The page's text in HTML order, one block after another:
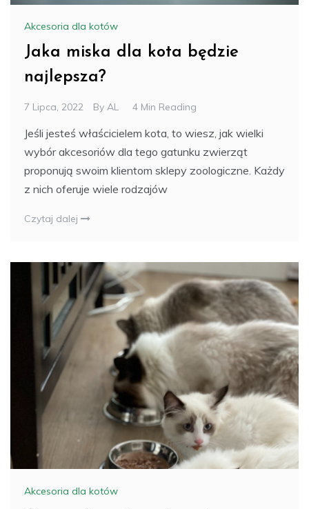
Akcesoria dla kotów
Jaka miska dla kota będzie
najlepsza?
7 Lipca, 2022 By AL 4 Min Reading
Jeśli jesteś właścicielem kota, to wiesz, jak wielki
wybór akcesoriów dla tego gatunku zwierząt
proponują swoim klientom sklepy zoologiczne. Każdy
z nich oferuje wiele rodzajów
Czytaj dalej
Akcesoria dla kotów